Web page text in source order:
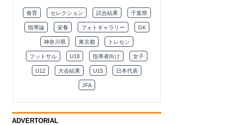
食育 セレクション 試合結果 千葉県
指導論 栄養 フォトギャラリー GK
神奈川県 東京都 トレセン
フットサル U18 指導者向け 女子
U12 大会結果 U15 日本代表
JFA
ADVERTORIAL